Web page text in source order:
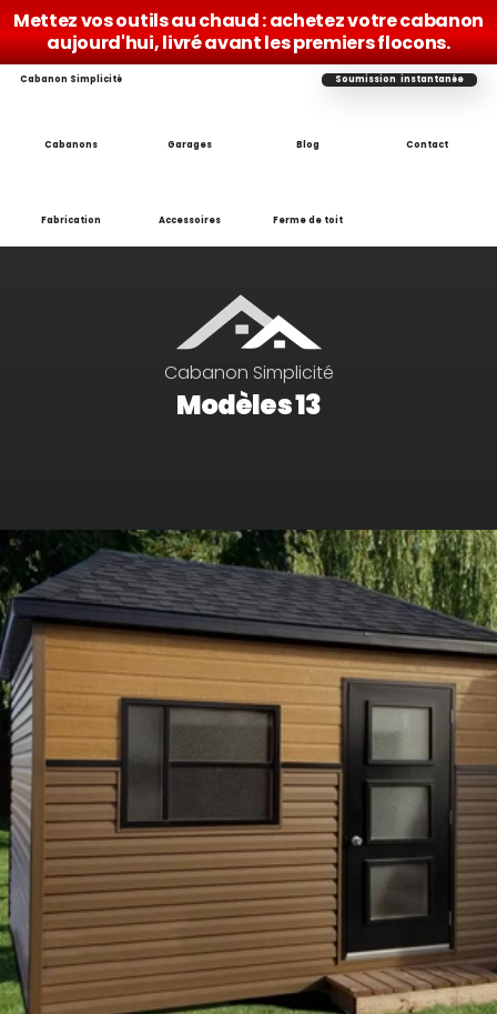
Mettez vos outils au chaud : achetez votre cabanon
aujourd'hui, livré avant les premiers flocons.
Cabanon Simplicité Soumission  instantanée
Cabanons Garages Blog Contact
Fabrication Accessoires Ferme de toit
Cabanon Simplicité
Modèles 13